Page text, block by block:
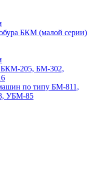
БКМ (малой серии)
205, БМ-302,
по типу БМ-811,
УБМ-85